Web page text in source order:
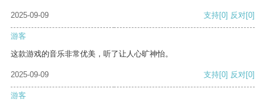
2025-09-09 支持[0] 反对[0]
游客
这款游戏的音乐非常优美，听了让人心旷神怡。
2025-09-09 支持[0] 反对[0]
游客